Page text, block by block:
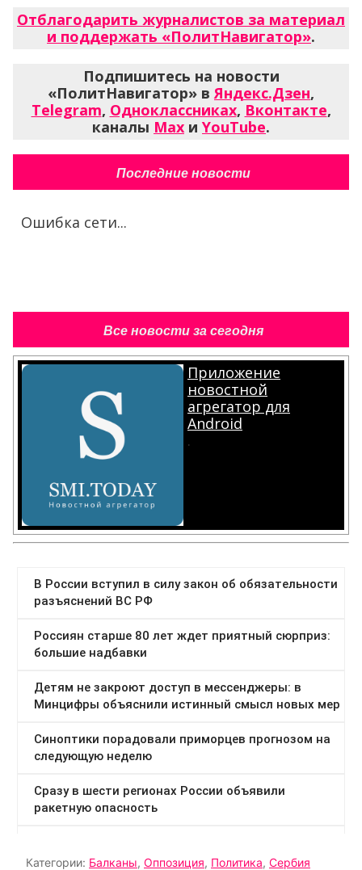
Отблагодарить журналистов за материал
и поддержать «ПолитНавигатор».
Подпишитесь на новости
«ПолитНавигатор» в Яндекс.Дзен,
Telegram, Одноклассниках, Вконтакте,
каналы Max и YouTube.
Последние новости
Ошибка сети...
Все новости за сегодня
Приложение
новостной
агрегатор для
Android
.
Категории: Балканы, Оппозиция, Политика, Сербия